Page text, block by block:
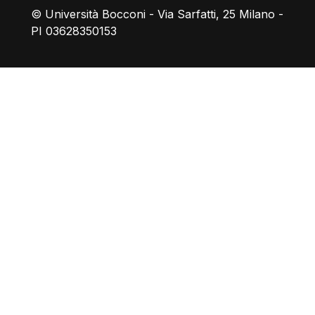
© Università Bocconi - Via Sarfatti, 25 Milano -
PI 03628350153